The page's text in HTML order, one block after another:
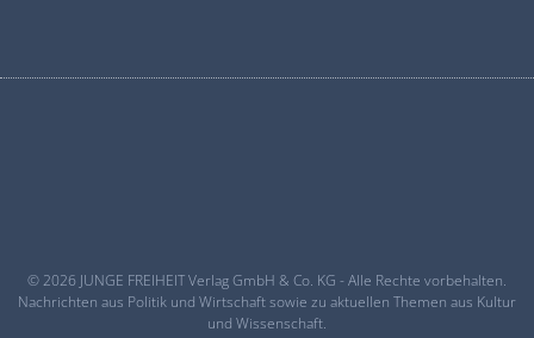
© 2026 JUNGE FREIHEIT Verlag GmbH & Co. KG - Alle Rechte vorbehalten.
Nachrichten aus Politik und Wirtschaft sowie zu aktuellen Themen aus Kultur
und Wissenschaft.